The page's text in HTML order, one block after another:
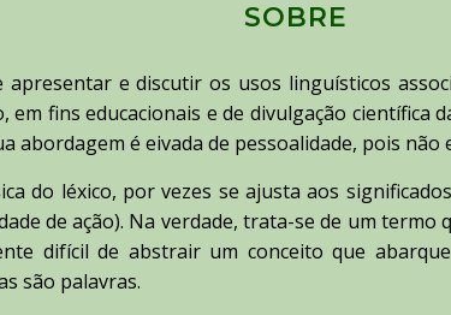
SOBRE
e discutir os usos linguísticos
fins educacionais e de divulgação científica
abordagem é eivada de pessoalidade, pois
do léxico, por vezes se ajusta aos
de ação). Na verdade, trata-se de um
difícil de abstrair um conceito que
são palavras.